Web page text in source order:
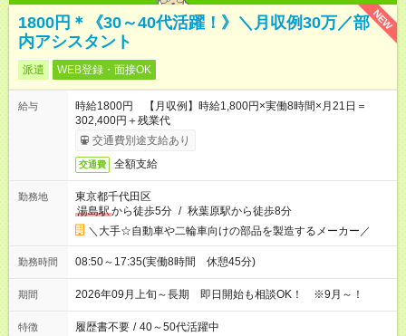
NEW
1800円＊《30～40代活躍！》＼月収例30万／部
内アシスタント
派遣 WEB登録・面接OK
給与
時給1800円 【月収例】時給1,800円×実働8時間×月21日＝
302,400円＋残業代
交通費別途支給あり
交通費 全額支給
勤務地
東京都千代田区
湯島駅から徒歩5分 / 秋葉原駅から徒歩8分
＼大手☆自動車や二輪車向けの部品を製造するメーカー／
勤務時間 08:50～17:35(実働8時間 休憩45分)
期間 2026年09月上旬～長期 即日開始も相談OK！ ※9月～！
特徴 履歴書不要 / 40～50代活躍中